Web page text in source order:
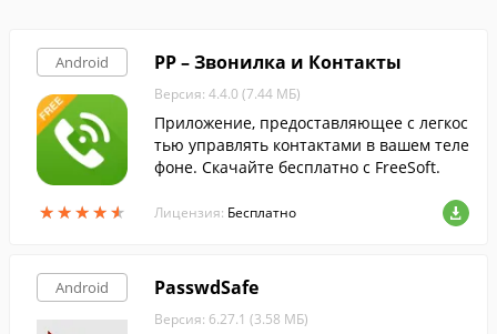
Android
★★★★★
★★★★★
PP – Звонилка и Контакты
Версия: 4.4.0 (7.44 МБ)
Приложение, предоставляющее с легкос
тью управлять контактами в вашем теле
фоне. Скачайте бесплатно с FreeSoft.
Лицензия: Бесплатно
Android PasswdSafe
Версия: 6.27.1 (3.58 МБ)